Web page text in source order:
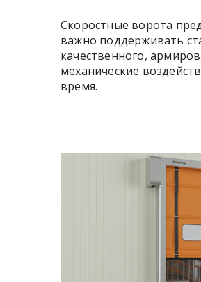
Скоростные ворота
важно поддерживать
качественного,
механические
время.